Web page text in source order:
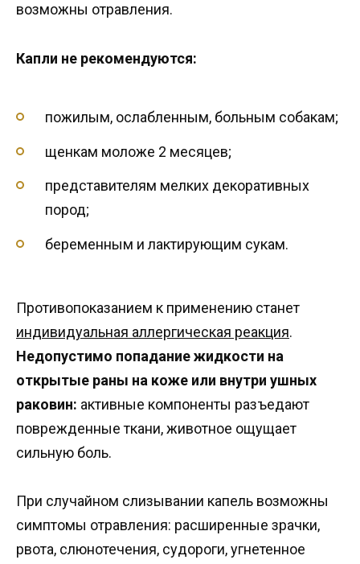
возможны отравления.
Капли не рекомендуются:
пожилым, ослабленным, больным собакам;
щенкам моложе 2 месяцев;
представителям мелких декоративных
пород;
беременным и лактирующим сукам.
Противопоказанием к применению станет
индивидуальная аллергическая реакция.
Недопустимо попадание жидкости на
открытые раны на коже или внутри ушных
раковин: активные компоненты разъедают
поврежденные ткани, животное ощущает
сильную боль.
При случайном слизывании капель возможны
симптомы отравления: расширенные зрачки,
рвота, слюнотечения, судороги, угнетенное